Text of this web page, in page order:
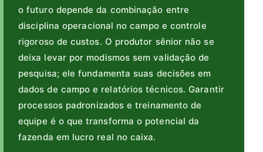
o futuro depende da combinação entre
disciplina operacional no campo e controle
rigoroso de custos. O produtor sênior não se
deixa levar por modismos sem validação de
pesquisa; ele fundamenta suas decisões em
dados de campo e relatórios técnicos. Garantir
processos padronizados e treinamento de
equipe é o que transforma o potencial da
fazenda em lucro real no caixa.